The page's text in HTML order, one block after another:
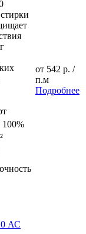
100%
от 542 р. /
п.м
Подробнее
АС